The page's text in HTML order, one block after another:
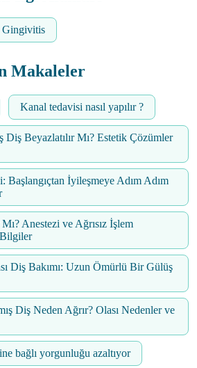
Gingivitis
Makaleler
Kanal tedavisi nasıl yapılır ?
Beyazlatılır Mı? Estetik Çözümler
Başlangıçtan İyileşmeye Adım Adım
Anestezi ve Ağrısız İşlem
Diş Bakımı: Uzun Ömürlü Bir Gülüş
Diş Neden Ağrır? Olası Nedenler ve
bağlı yorgunluğu azaltıyor